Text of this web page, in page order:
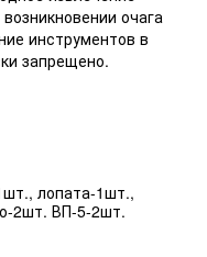
очага
инструментов в
запрещено.
лопата-1шт.,
2шт. ВП-5-2шт.